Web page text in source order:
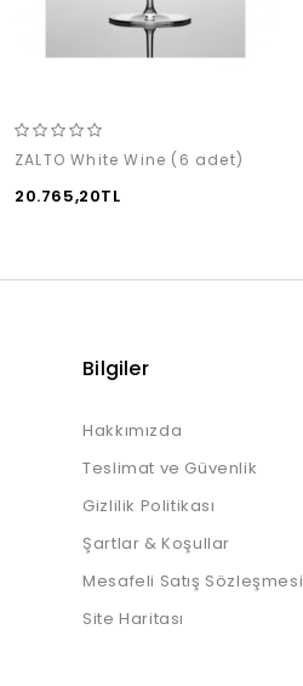
ZALTO White Wine (6 adet)
20.765,20TL
Bilgiler
Hakkımızda
Teslimat ve Güvenlik
Gizlilik Politikası
Şartlar & Koşullar
Mesafeli Satış Sözleşmesi
Site Haritası